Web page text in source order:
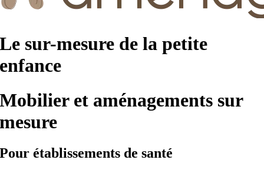
Le sur-mesure de la petite
enfance
Mobilier et aménagements sur
mesure
Pour établissements de santé